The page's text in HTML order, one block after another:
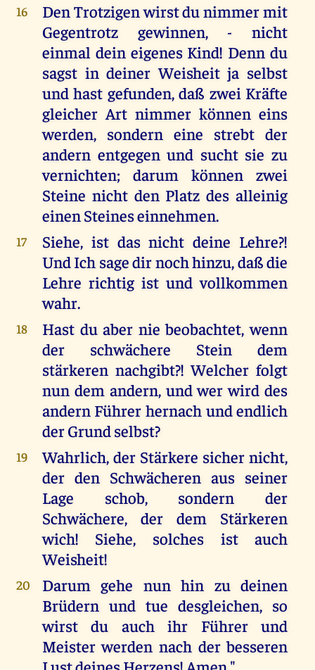
16
Den Trotzigen wirst du nimmer mit
Gegentrotz gewinnen, - nicht
einmal dein eigenes Kind! Denn du
sagst in deiner Weisheit ja selbst
und hast gefunden, daß zwei Kräfte
gleicher Art nimmer können eins
werden, sondern eine strebt der
andern entgegen und sucht sie zu
vernichten; darum können zwei
Steine nicht den Platz des alleinig
einen Steines einnehmen.
17
Siehe, ist das nicht deine Lehre?!
Und Ich sage dir noch hinzu, daß die
Lehre richtig ist und vollkommen
wahr.
18
Hast du aber nie beobachtet, wenn
der schwächere Stein dem
stärkeren nachgibt?! Welcher folgt
nun dem andern, und wer wird des
andern Führer hernach und endlich
der Grund selbst?
19
Wahrlich, der Stärkere sicher nicht,
der den Schwächeren aus seiner
Lage schob, sondern der
Schwächere, der dem Stärkeren
wich! Siehe, solches ist auch
Weisheit!
20
Darum gehe nun hin zu deinen
Brüdern und tue desgleichen, so
wirst du auch ihr Führer und
Meister werden nach der besseren